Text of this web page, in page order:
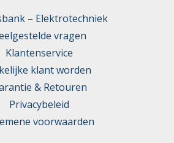
– Elektrotechniek
vragen
Klantenservice
klant worden
& Retouren
Privacybeleid
voorwaarden